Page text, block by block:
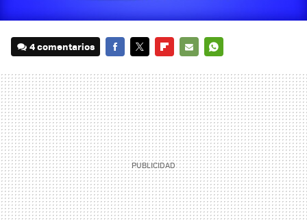
4 comentarios
MAIL